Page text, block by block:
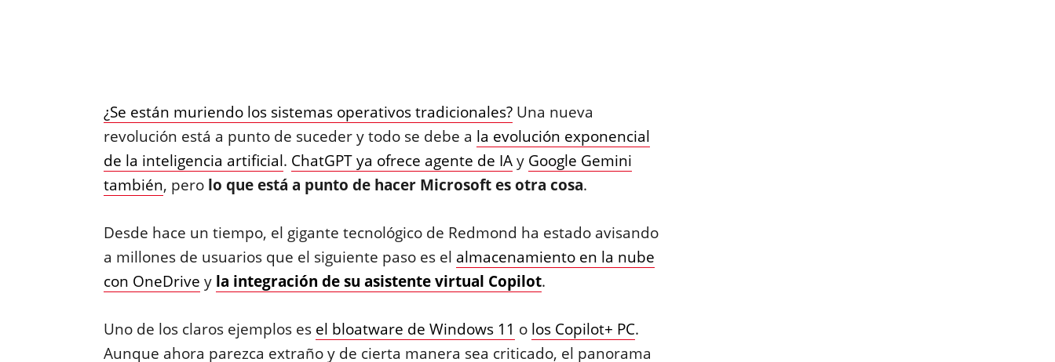
¿Se están muriendo los sistemas operativos tradicionales?Una nueva
revolución está a punto de suceder y todo se debe a la evolución exponencial
de la inteligencia artificial. ChatGPT ya ofrece agente de IAy Google Gemini
también, pero lo que está a punto de hacer Microsoft es otra cosa.
Desde hace un tiempo, el gigante tecnológico de Redmond ha estado avisando
a millones de usuarios que el siguiente paso es el almacenamiento en la nube
con OneDrive y la integración de su asistente virtual Copilot.
Uno de los claros ejemplos es el bloatware de Windows 11 o los Copilot+ PC.
Aunque ahora parezca extraño y de cierta manera sea criticado, el panorama